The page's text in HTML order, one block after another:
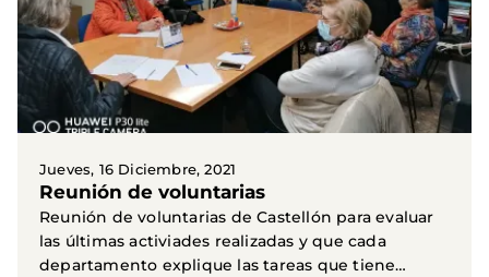
Jueves, 16 Diciembre, 2021
Reunión de voluntarias
Reunión de voluntarias de Castellón para evaluar
las últimas activiades realizadas y que cada
departamento explique las tareas que tiene